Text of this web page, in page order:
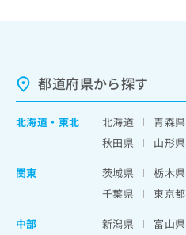
都道府県から探す
北海道 ・ 東北 北海道 青森県
秋田県
山形県
関東
茨城県 栃木県
千葉県
東京都
中部
新潟県 富山県